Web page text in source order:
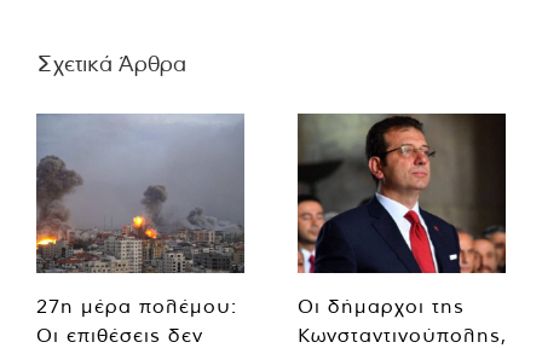
Σχετικά Άρθρα
27η μέρα πολέμου:
Οι επιθέσεις δεν
Οι δήμαρχοι της
Κωνσταντινούπολης,